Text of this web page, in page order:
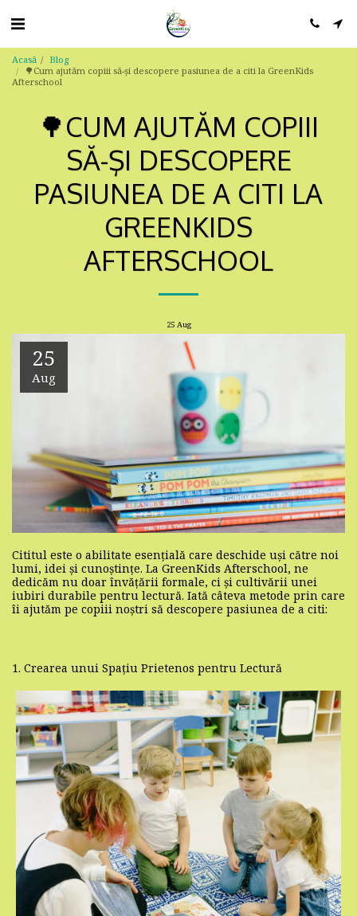
Acasă
Blog
🌳Cum ajutăm copiii să-şi descopere pasiunea de a citi la GreenKids
Afterschool
🌳CUM AJUTĂM COPIII
SĂ-ŞI DESCOPERE
PASIUNEA DE A CITI LA
GREENKIDS
AFTERSCHOOL
25 Aug
25
Aug
Cititul este o abilitate esențială care deschide uși către noi
lumi, idei și cunoștințe. La GreenKids Afterschool, ne
dedicăm nu doar învățării formale, ci și cultivării unei
iubiri durabile pentru lectură. Iată câteva metode prin care
îi ajutăm pe copiii noștri să descopere pasiunea de a citi:
1. Crearea unui Spațiu Prietenos pentru Lectură